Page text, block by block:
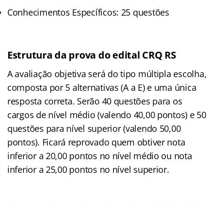
Conhecimentos Específicos: 25 questões
Estrutura da prova do edital CRQ RS
A avaliação objetiva será do tipo múltipla escolha,
composta por 5 alternativas (A a E) e uma única
resposta correta. Serão 40 questões para os
cargos de nível médio (valendo 40,00 pontos) e 50
questões para nível superior (valendo 50,00
pontos). Ficará reprovado quem obtiver nota
inferior a 20,00 pontos no nível médio ou nota
inferior a 25,00 pontos no nível superior.